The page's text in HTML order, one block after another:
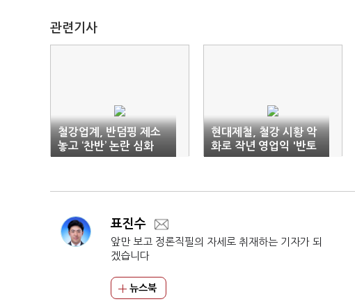
관련기사
철강업계, 반덤핑 제소
놓고 ‘찬반’ 논란 심화
현대제철, 철강 시황 악
화로 작년 영업익 '반토
막'
표진수
앞만 보고 정론직필의 자세로 취재하는 기자가 되
겠습니다
뉴스북